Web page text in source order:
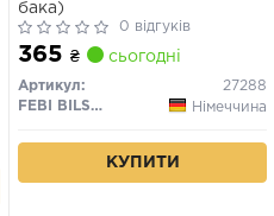
бака)
0 відгуків
365 ₴ сьогодні
Артикул:
27288
FEBI BILSTEIN
Німеччина
КУПИТИ